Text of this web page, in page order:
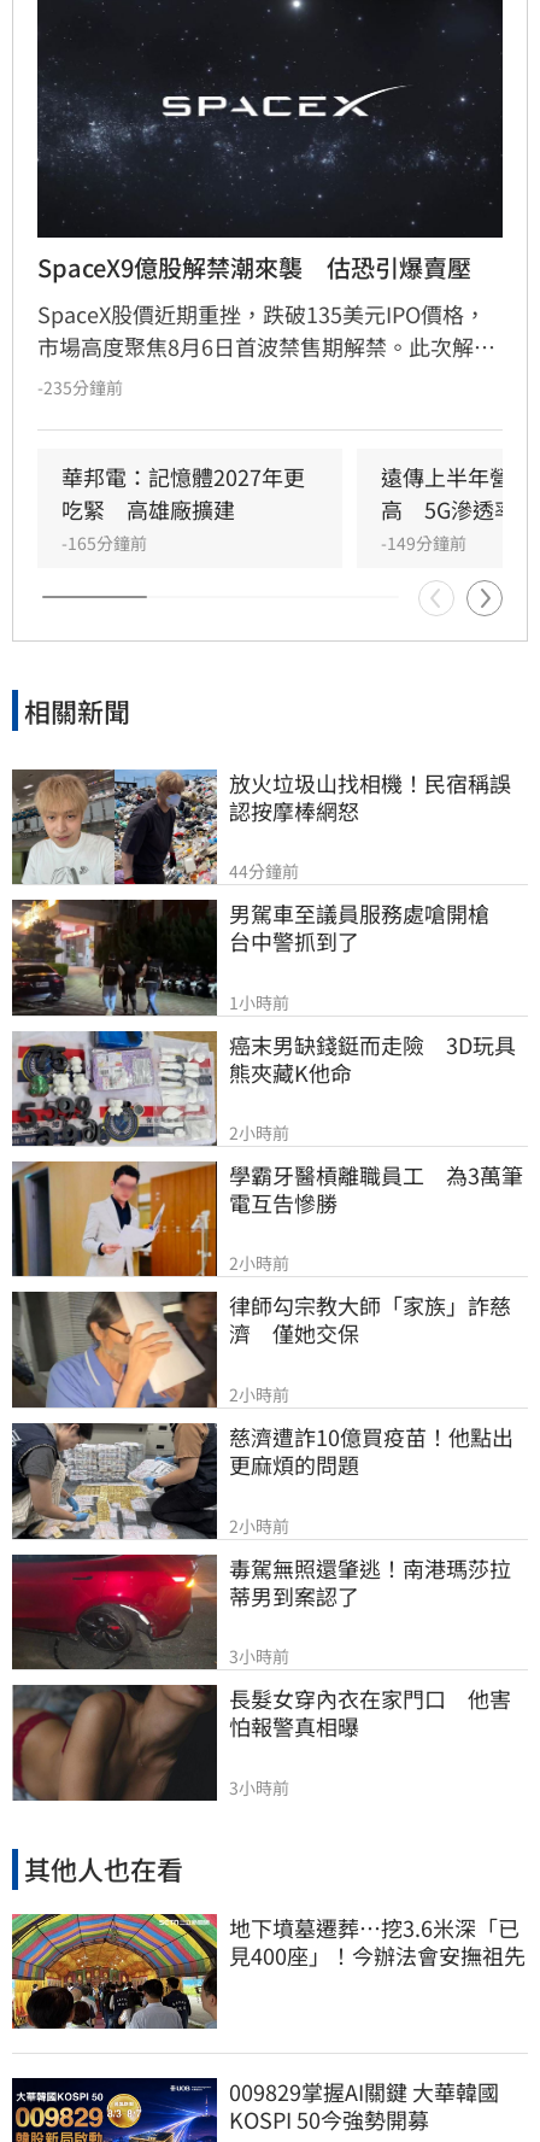
SpaceX9億股解禁潮來襲　估恐引爆賣壓
SpaceX股價近期重挫，跌破135美元IPO價格，
市場高度聚焦8月6日首波禁售期解禁。此次解禁
預計將釋放約9.12億股，使公開流通股數翻倍。
部分長期信仰者看好前景，但隨著禁售條款分批
解禁，市場預期短期內拋售潮將持續衝擊股價。
-235分鐘前
華邦電：記憶體2027年更
吃緊　高雄廠擴建
-165分鐘前
遠傳上半年營收
高　5G滲透率
-149分鐘前
相關新聞
放火垃圾山找相機！民宿稱誤
認按摩棒網怒
44分鐘前
男駕車至議員服務處嗆開槍
台中警抓到了
1小時前
癌末男缺錢鋌而走險　3D玩具
熊夾藏K他命
2小時前
學霸牙醫槓離職員工　為3萬筆
電互告慘勝
2小時前
律師勾宗教大師「家族」詐慈
濟　僅她交保
2小時前
慈濟遭詐10億買疫苗！他點出
更麻煩的問題
2小時前
毒駕無照還肇逃！南港瑪莎拉
蒂男到案認了
3小時前
長髮女穿內衣在家門口　他害
怕報警真相曝
3小時前
其他人也在看
地下墳墓遷葬…挖3.6米深「已
見400座」！今辦法會安撫祖先
009829掌握AI關鍵 大華韓國
KOSPI 50今強勢開募